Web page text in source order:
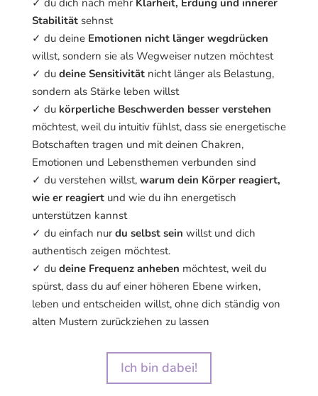
Stabilitätsehnst
✓ du deine Emotionen nicht länger wegdrücken
willst, sondern sie als Wegweiser nutzen möchtest
✓ du deine Sensitivitätnicht länger als Belastung,
sondern als Stärke leben willst
✓ du körperliche Beschwerden besser verstehen
möchtest, weil du intuitiv fühlst, dass sie energetische
Botschaften tragen und mit deinen Chakren,
Emotionen und Lebensthemen verbunden sind
✓ du verstehen willst, warum dein Körper reagiert,
wie er reagiertund wie du ihn energetisch
unterstützen kannst
✓ du einfach nurdu selbst sein willst und dich
authentisch zeigen möchtest.
✓ du deine Frequenz anheben möchtest, weil du
spürst, dass du auf einer höheren Ebene wirken,
leben und entscheiden willst, ohne dich ständig von
alten Mustern zurückziehen zu lassen
Ich bin dabei!